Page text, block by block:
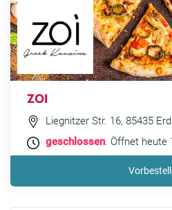
ZOI
Liegnitzer Str. 16, 85435
geschlossen. Öffnet heute